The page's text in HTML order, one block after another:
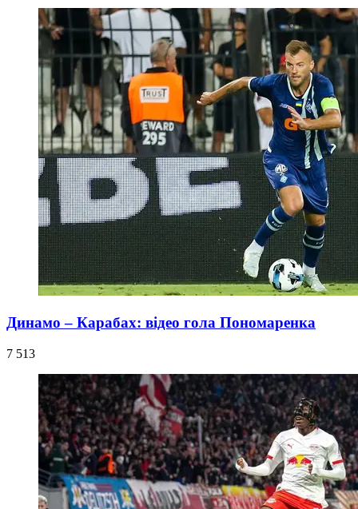
Динамо – Карабах: відео гола Пономаренка
7 513